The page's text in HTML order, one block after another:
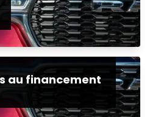
au financement